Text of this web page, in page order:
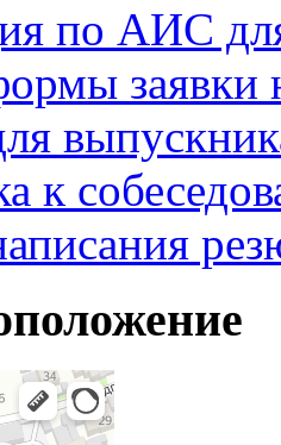
по АИС
заявки
к